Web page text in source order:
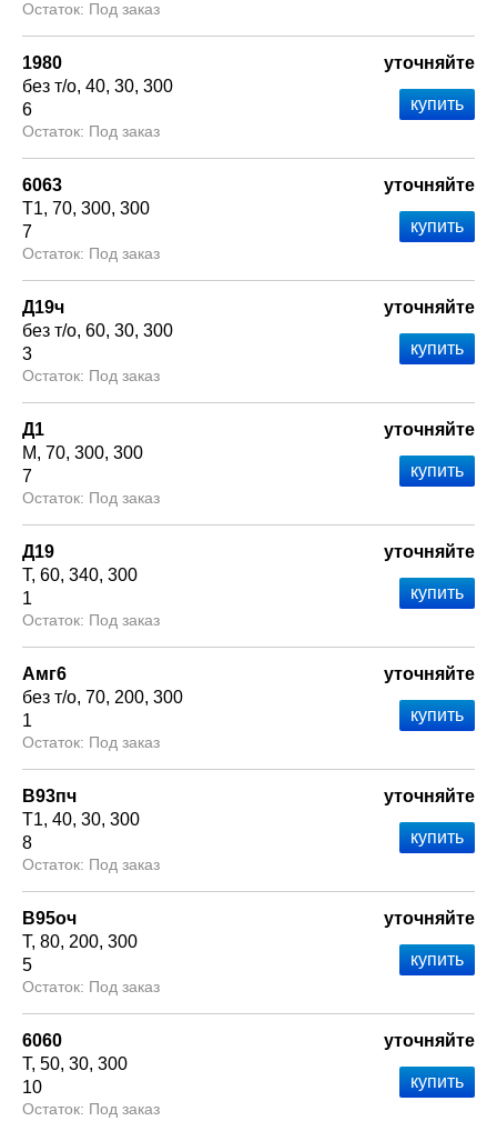
Под заказ
1980
без т/о 40 30 300
6
Под заказ
уточняйте
6063
Т1 70 300 300
7
Под заказ
уточняйте
Д19ч
без т/о 60 30 300
3
Под заказ
уточняйте
Д1
М 70 300 300
7
Под заказ
уточняйте
Д19
Т 60 340 300
1
Под заказ
уточняйте
Амг6
без т/о 70 200 300
1
Под заказ
уточняйте
В93пч
Т1 40 30 300
8
Под заказ
уточняйте
В95оч
Т 80 200 300
5
Под заказ
уточняйте
6060
Т 50 30 300
10
Под заказ
уточняйте